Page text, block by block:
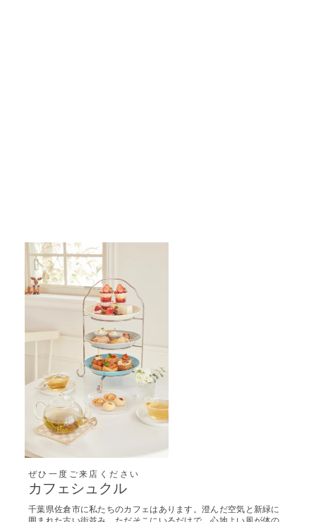
ぜひ一度ご来店ください
カフェシュクル
千葉県佐倉市に私たちのカフェはあります。澄んだ空気と新緑に